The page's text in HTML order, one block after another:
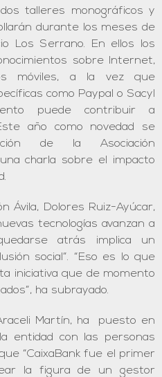
talleres monográficos y
durante los meses de
Los Serrano. En ellos los
sobre Internet,
móviles, a la vez que
como Paypal o Sacyl
puede contribuir a
año como novedad se
de la Asociación
charla sobre el impacto
Ávila, Dolores Ruiz-Ayúcar,
tecnologías avanzan a
atrás implica un
social”. “Eso es lo que
iniciativa que de momento
ha subrayado.
Martín, ha puesto en
entidad con las personas
“CaixaBank fue el primer
la figura de un gestor